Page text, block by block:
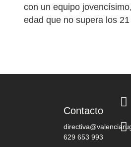
con un equipo
edad que no supera los
Contacto
629 653 993